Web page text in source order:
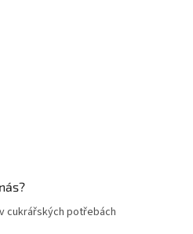
cukrářských potřebách